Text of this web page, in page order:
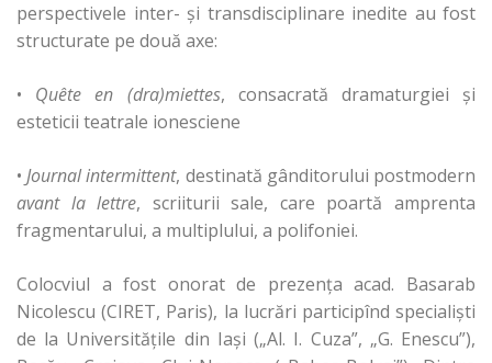
perspectivele inter- şi transdisciplinare inedite au fost
structurate pe două axe:
• Quête en (dra)miettes, consacrată dramaturgiei şi
esteticii teatrale ionesciene
•Journal intermittent, destinată gânditorului postmodern
avant la lettre, scriiturii sale, care poartă amprenta
fragmentarului, a multiplului, a polifoniei.
Colocviul a fost onorat de prezenţa acad. Basarab
Nicolescu (CIRET, Paris), la lucrări participînd specialişti
de la Universităţile din Iaşi („Al. I. Cuza”, „G. Enescu”),